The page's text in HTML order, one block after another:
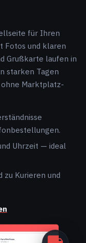
für Ihren
Fotos und klaren
Grußkarte laufen in
starken Tagen
Marktplatz-
Uhrzeit — ideal
zu Kurieren und